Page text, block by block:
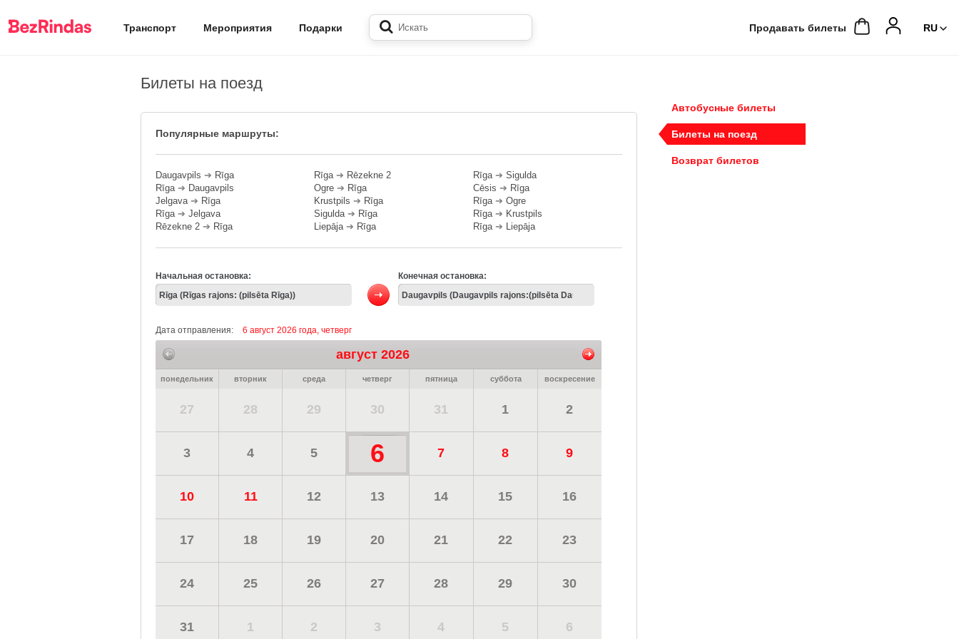
Транспорт Мероприятия Подарки Продавать билеты
Билеты на поезд
Популярные маршруты:
Daugavpils ➔ Rīga
Rīga➔ Daugavpils
Jelgava➔ Rīga
Rīga➔ Jelgava
Rēzekne 2 ➔ Rīga
Rīga➔ Rēzekne 2
Ogre ➔ Rīga
Krustpils ➔ Rīga
Sigulda➔ Rīga
Liepāja➔ Rīga
Rīga➔ Sigulda
Cēsis ➔ Rīga
Rīga➔ Ogre
Rīga➔ Krustpils
Rīga➔ Liepāja
Начальная остановка: Конечная остановка:
Дата отправления: 6 август 2026 года, четверг
август 2026
понедельник вторник среда четверг пятница суббота воскресение
27 28 29 30 31 1 2
3 4 5 6 7 8 9
10 11 12 13 14 15 16
17 18 19 20 21 22 23
24 25 26 27 28 29 30
31 1 2 3 4 5 6
Автобусные билеты
Билеты на поезд
Возврат билетов